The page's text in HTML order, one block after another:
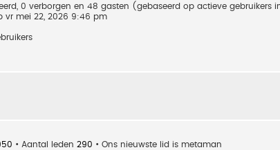
0 verborgen en 48 gasten (gebaseerd op actieve gebruikers
vr mei 22, 2026 9:46 pm
• Aantal leden 290 • Ons nieuwste lid is metaman